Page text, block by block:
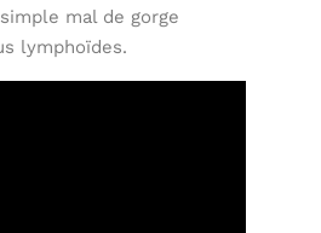
mal de gorge
lymphoïdes.